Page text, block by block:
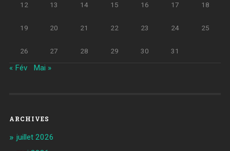
12 13 14 15 16 17 18
19 20 21 22 23 24 25
26 27 28 29 30 31
« Fév Mai »
ARCHIVES
juillet 2026